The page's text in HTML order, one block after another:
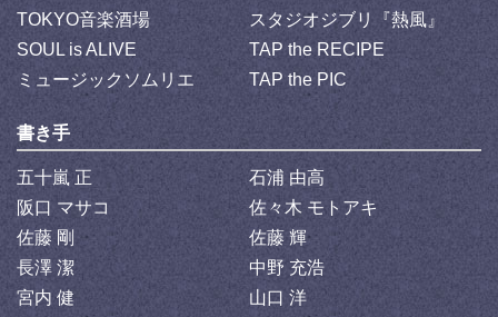
TOKYO音楽酒場
スタジオジブリ『熱風』
SOUL is ALIVE
TAP the RECIPE
ミュージックソムリエ
TAP the PIC
書き手
五十嵐 正
石浦 由高
阪口 マサコ
佐々木 モトアキ
佐藤 剛
佐藤 輝
長澤 潔
中野 充浩
宮内 健
山口 洋